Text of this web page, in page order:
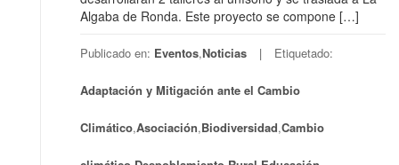
Algaba de Ronda. Este proyecto se compone […]
Publicado en: Eventos,Noticias Etiquetado:
Adaptación y Mitigación ante el Cambio
Climático,Asociación,Biodiversidad,Cambio